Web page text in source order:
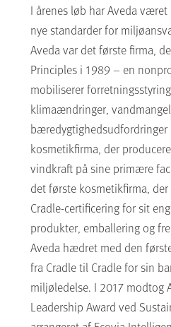
I årenes løb har Aveda
nye standarder for
Aveda var det første firma,
Principles i 1989 – en
mobiliserer
klimaændringer,
kosmetikfirma, der
vindkraft på sine primære
det første kosmetikfirma,
Cradle-certificering for sit
produkter, emballering og
Aveda hædret med den
fra Cradle til Cradle for sin
miljøledelse. I 2017 modtog
Leadership Award ved